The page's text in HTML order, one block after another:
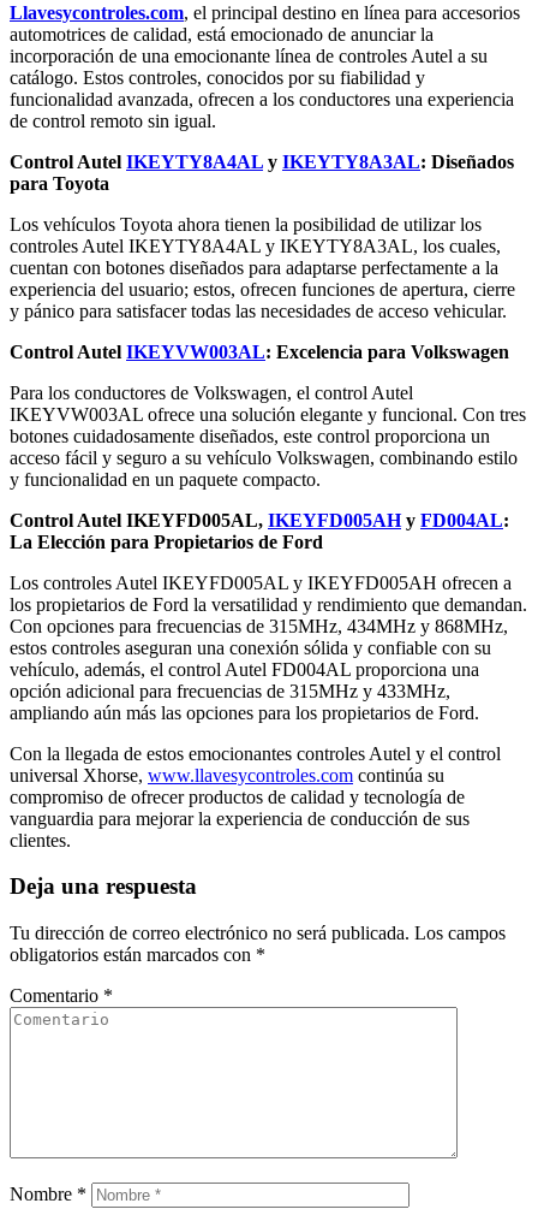
Llavesycontroles.com, el principal destino en línea para accesorios
automotrices de calidad, está emocionado de anunciar la
incorporación de una emocionante línea de controles Autel a su
catálogo. Estos controles, conocidos por su fiabilidad y
funcionalidad avanzada, ofrecen a los conductores una experiencia
de control remoto sin igual.
Control Autel IKEYTY8A4AL y IKEYTY8A3AL: Diseñados
para Toyota
Los vehículos Toyota ahora tienen la posibilidad de utilizar los
controles Autel IKEYTY8A4AL y IKEYTY8A3AL, los cuales,
cuentan con botones diseñados para adaptarse perfectamente a la
experiencia del usuario; estos, ofrecen funciones de apertura, cierre
y pánico para satisfacer todas las necesidades de acceso vehicular.
Control Autel IKEYVW003AL: Excelencia para Volkswagen
Para los conductores de Volkswagen, el control Autel
IKEYVW003AL ofrece una solución elegante y funcional. Con tres
botones cuidadosamente diseñados, este control proporciona un
acceso fácil y seguro a su vehículo Volkswagen, combinando estilo
y funcionalidad en un paquete compacto.
Control Autel IKEYFD005AL, IKEYFD005AHy FD004AL:
La Elección para Propietarios de Ford
Los controles Autel IKEYFD005AL y IKEYFD005AH ofrecen a
los propietarios de Ford la versatilidad y rendimiento que demandan.
Con opciones para frecuencias de 315MHz, 434MHz y 868MHz,
estos controles aseguran una conexión sólida y confiable con su
vehículo, además, el control Autel FD004AL proporciona una
opción adicional para frecuencias de 315MHz y 433MHz,
ampliando aún más las opciones para los propietarios de Ford.
Con la llegada de estos emocionantes controles Autel y el control
universal Xhorse, www.llavesycontroles.com continúa su
compromiso de ofrecer productos de calidad y tecnología de
vanguardia para mejorar la experiencia de conducción de sus
clientes.
Deja una respuesta
Tu dirección de correo electrónico no será publicada. Los campos
obligatorios están marcados con *
Comentario *
Nombre *